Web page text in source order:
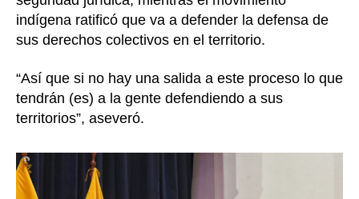
indígena ratificó que va a defender la defensa de
sus derechos colectivos en el territorio.
“Así que si no hay una salida a este proceso lo que
tendrán (es) a la gente defendiendo a sus
territorios”, aseveró.